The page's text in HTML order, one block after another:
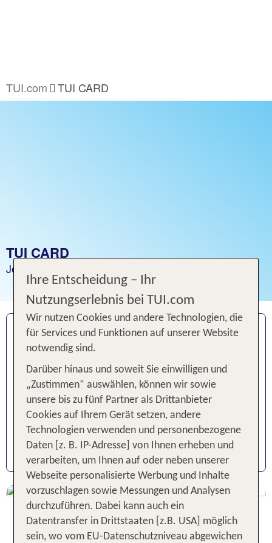
TUI.com TUI CARD
TUI CARD
Jetzt beantragen und Vorteile sichern!
IHRE VORTEILE MIT DER TUI CARD
Reiseschutz ohne Selbstbehalt inklusive
Reiserücktritt-Versicherung
Sitzplatzreservierung auf TUI fly Flügen
Wunsch-Reiseführer
Visa Kreditkarte ohne Auslandseinsatzentgelt
alle Kartenleistungen
Ihre Entscheidung – Ihr
Nutzungserlebnis bei TUI.com
Wir nutzen Cookies und andere Technologien, die
für Services und Funktionen auf unserer Website
notwendig sind.
Darüber hinaus und soweit Sie einwilligen und
„Zustimmen“ auswählen, können wir sowie
unsere bis zu fünf Partner als Drittanbieter
Cookies auf Ihrem Gerät setzen, andere
Technologien verwenden und personenbezogene
Daten [z. B. IP-Adresse] von Ihnen erheben und
verarbeiten, um Ihnen auf oder neben unserer
Webseite personalisierte Werbung und Inhalte
vorzuschlagen sowie Messungen und Analysen
durchzuführen. Dabei kann auch ein
Datentransfer in Drittstaaten [z.B. USA] möglich
sein, wo vom EU-Datenschutzniveau abgewichen